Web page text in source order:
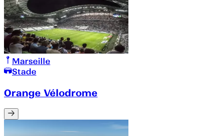
Marseille
Stade
Orange Vélodrome